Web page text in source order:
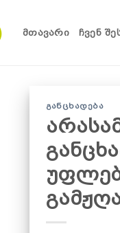
ᲛᲗᲐᲕᲐᲠᲘ ᲩᲕᲔᲜ
ᲒᲐᲜᲪᲮᲐᲓᲔᲑᲐ